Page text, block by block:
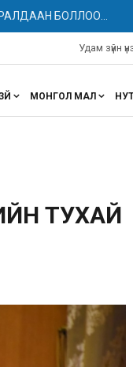
БОЛЛОО...
Удам зүйн
МОНГОЛ МАЛ
ТУХАЙ